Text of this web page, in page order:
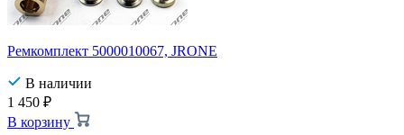
Ремкомплект 5000010067, JRONE
В наличии
1 450 ₽
В корзину